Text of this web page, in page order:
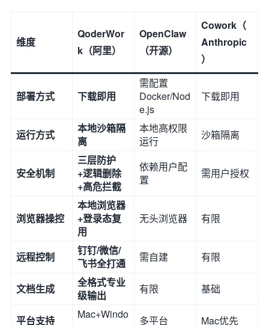
维度
QoderWor
k（阿里）
OpenClaw
（开源）
Cowork（
Anthropic
）
部署方式 下载即用
需配置
Docker/Nod
e.js
下载即用
运行方式
本地沙箱隔
离
本地高权限
运行
沙箱隔离
安全机制
三层防护
+逻辑删除
+高危拦截
依赖用户配
置
需用户授权
浏览器操控
本地浏览器
+登录态复
用
无头浏览器 有限
远程控制
钉钉/微信/
飞书全打通
需自建 有限
文档生成
全格式专业
级输出
有限 基础
平台支持
Mac+Windo
多平台 Mac优先